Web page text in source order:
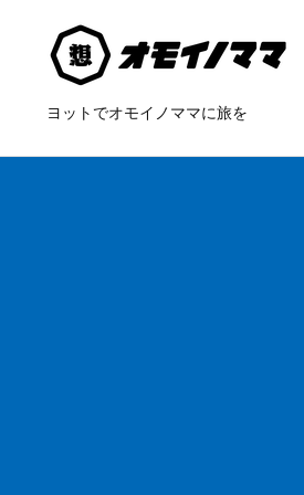
ヨットでオモイノママに旅を